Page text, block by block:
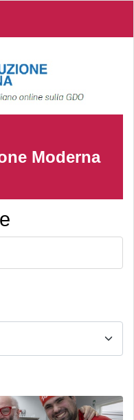
Moderna